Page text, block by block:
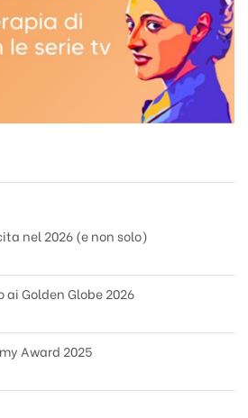
nel 2026 (e non solo)
Golden Globe 2026
Award 2025